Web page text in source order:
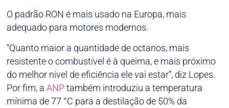
O padrão RON é mais usado na Europa, mais
adequado para motores modernos.
“Quanto maior a quantidade de octanos, mais
resistente o combustível é à queima, e mais próximo
do melhor nível de eficiência ele vai estar”, diz Lopes.
Por fim, aANPtambém introduziu a temperatura
mínima de 77 °C para a destilação de 50% da